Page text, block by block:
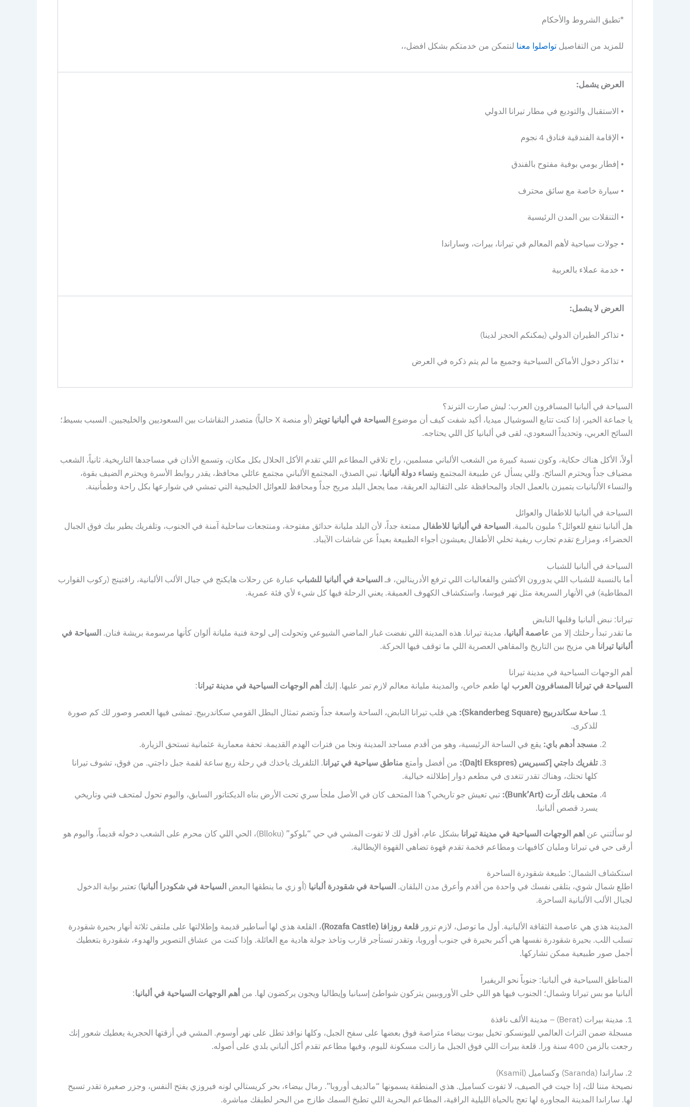
*تطبق الشروط والأحكام
للمزيد من التفاصيل تواصلوا معنا لنتمكن من خدمتكم بشكل افضل،،
العرض يشمل:
• الاستقبال والتوديع في مطار تيرانا الدولي
• الإقامة الفندقية فنادق 4 نجوم
• إفطار يومي بوفية مفتوح بالفندق
• سيارة خاصة مع سائق محترف
• التنقلات بين المدن الرئيسية
• جولات سياحية لأهم المعالم في تيرانا، بيرات، وساراندا
• خدمة عملاء بالعربية
العرض لا يشمل:
• تذاكر الطيران الدولي (يمكنكم الحجز لدينا)
• تذاكر دخول الأماكن السياحية وجميع ما لم يتم ذكره في العرض
السياحة في ألبانيا المسافرون العرب: ليش صارت الترند؟
يا جماعة الخير، إذا كنت تتابع السوشيال ميديا، أكيد شفت كيف أن موضوع السياحة في ألبانيا تويتر
(أو منصة X حالياً) متصدر النقاشات بين السعوديين والخليجيين. السبب بسيط؛
السائح العربي، وتحديداً السعودي، لقى في ألبانيا كل اللي يحتاجه.
أولاً، الأكل هناك حكاية، وكون نسبة كبيرة من الشعب الألباني مسلمين، راح تلاقي المطاعم اللي تقدم الأكل الحلال بكل مكان، وتسمع الأذان في مساجدها التاريخية. ثانياً، الشعب
مضياف جداً ويحترم السائح. وللي يسأل عن طبيعة المجتمع ونساء دولة ألبانيا، تبي الصدق، المجتمع الألباني مجتمع عائلي محافظ، يقدر روابط الأسرة ويحترم الضيف بقوة،
والنساء الألبانيات يتميزن بالعمل الجاد والمحافظة على التقاليد العريقة، مما يجعل البلد مريح جداً ومحافظ للعوائل الخليجية التي تمشي في شوارعها بكل راحة وطمأنينة.
السياحة في ألبانيا للاطفال والعوائل
هل ألبانيا تنفع للعوائل؟ مليون بالمية. السياحة في ألبانيا للاطفال ممتعة جداً، لأن البلد مليانة حدائق مفتوحة، ومنتجعات ساحلية آمنة في الجنوب، وتلفريك يطير بيك فوق الجبال
الخضراء، ومزارع تقدم تجارب ريفية تخلي الأطفال يعيشون أجواء الطبيعة بعيداً عن شاشات الآيباد.
السياحة في ألبانيا للشباب
أما بالنسبة للشباب اللي يدورون الأكشن والفعاليات اللي ترفع الأدرينالين، فـالسياحة في ألبانيا للشباب عبارة عن رحلات هايكنج في جبال الألب الألبانية، رافتينج (ركوب القوارب
المطاطية) في الأنهار السريعة مثل نهر فيوسا، واستكشاف الكهوف العميقة. يعني الرحلة فيها كل شيء لأي فئة عمرية.
تيرانا: نبض ألبانيا وقلبها النابض
ما تقدر تبدأ رحلتك إلا من عاصمة ألبانيا، مدينة تيرانا. هذه المدينة اللي نفضت غبار الماضي الشيوعي وتحولت إلى لوحة فنية مليانة ألوان كأنها مرسومة بريشة فنان. السياحة في
ألبانيا تيرانا هي مزيج بين التاريخ والمقاهي العصرية اللي ما توقف فيها الحركة.
أهم الوجهات السياحية في مدينة تيرانا
السياحة في تيرانا المسافرون العرب لها طعم خاص، والمدينة مليانة معالم لازم تمر عليها. إليك أهم الوجهات السياحية في مدينة تيرانا:
ساحة سكاندربيج (Skanderbeg Square):
هي قلب تيرانا النابض، الساحة واسعة جداً وتضم تمثال البطل القومي سكاندربيج. تمشى فيها العصر وصور لك كم صورة
للذكرى.
مسجد أدهم باي: يقع في الساحة الرئيسية، وهو من أقدم مساجد المدينة ونجا من فترات الهدم القديمة. تحفة معمارية عثمانية تستحق الزيارة.
تلفريك داجتي إكسبريس (Dajti Ekspres):
من أفضل وأمتع مناطق سياحية في تيرانا. التلفريك ياخذك في رحلة ربع ساعة لقمة جبل داجتي. من فوق، تشوف تيرانا
كلها تحتك، وهناك تقدر تتغدى في مطعم دوار إطلالته خيالية.
متحف بانك آرت (Bunk’Art):
تبي تعيش جو تاريخي؟ هذا المتحف كان في الأصل ملجأ سري تحت الأرض بناه الديكتاتور السابق، واليوم تحول لمتحف فني وتاريخي
يسرد قصص ألبانيا.
لو سألتني عن اهم الوجهات السياحية في مدينة تيرانا
بشكل عام، أقول لك لا تفوت المشي في حي “بلوكو” (Blloku)، الحي اللي كان محرم على الشعب دخوله قديماً، واليوم هو
أرقى حي في تيرانا ومليان كافيهات ومطاعم فخمة تقدم قهوة تضاهي القهوة الإيطالية.
استكشاف الشمال: طبيعة شقودرة الساحرة
اطلع شمال شوي، بتلقى نفسك في واحدة من أقدم وأعرق مدن البلقان. السياحة في شقودرة ألبانيا (أو زي ما ينطقها البعض السياحة في شكودرا ألبانيا) تعتبر بوابة الدخول
لجبال الألب الألبانية الساحرة.
المدينة هذي هي عاصمة الثقافة الألبانية. أول ما توصل، لازم تزور قلعة روزافا (Rozafa Castle)
، القلعة هذي لها أساطير قديمة وإطلالتها على ملتقى ثلاثة أنهار بحيرة شقودرة
تسلب اللب. بحيرة شقودرة نفسها هي أكبر بحيرة في جنوب أوروبا، وتقدر تستأجر قارب وتاخذ جولة هادية مع العائلة. وإذا كنت من عشاق التصوير والهدوء، شقودرة بتعطيك
أجمل صور طبيعية ممكن تشاركها.
المناطق السياحية في ألبانيا: جنوباً نحو الريفيرا
ألبانيا مو بس تيرانا وشمال؛ الجنوب فيها هو اللي خلى الأوروبيين يتركون شواطئ إسبانيا وإيطاليا ويجون يركضون لها. من أهم الوجهات السياحية في ألبانيا:
1. مدينة بيرات (Berat) – مدينة الألف نافذة
مسجلة ضمن التراث العالمي لليونسكو. تخيل بيوت بيضاء متراصة فوق بعضها على سفح الجبل، وكلها نوافذ تطل على نهر أوسوم. المشي في أزقتها الحجرية يعطيك شعور إنك
رجعت بالزمن 400 سنة ورا. قلعة بيرات اللي فوق الجبل ما زالت مسكونة لليوم، وفيها مطاعم تقدم أكل ألباني بلدي على أصوله.
2. ساراندا (Saranda) وكساميل (Ksamil)
نصيحة مننا لك، إذا جيت في الصيف، لا تفوت كساميل. هذي المنطقة يسمونها “مالديف أوروبا”. رمال بيضاء، بحر كريستالي لونه فيروزي يفتح النفس، وجزر صغيرة تقدر تسبح
لها. ساراندا المدينة المجاورة لها تعج بالحياة الليلية الراقية، المطاعم البحرية اللي تطبخ السمك طازج من البحر لطبقك مباشرة.